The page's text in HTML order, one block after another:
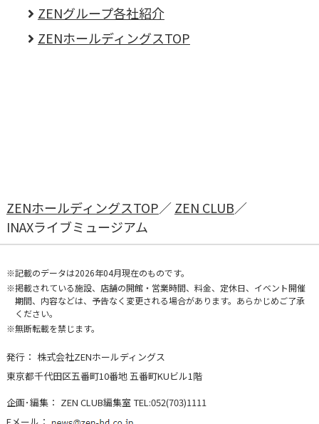
ZENグループ各社紹介
ZENホールディングスTOP
ZENホールディングスTOP
ZEN CLUB
INAXライブミュージアム
記載のデータは2026年04月現在のものです。
掲載されている施設、店舗の開館・営業時間、料金、定休日、イベント開催
期間、内容などは、予告なく変更される場合があります。あらかじめご了承
ください。
無断転載を禁じます。
発行： 株式会社ZENホールディングス
東京都千代田区五番町10番地 五番町KUビル1階
企画･編集： ZEN CLUB編集室 TEL:052(703)1111